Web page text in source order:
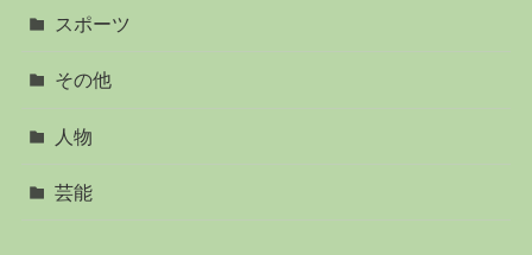
スポーツ
その他
人物
芸能